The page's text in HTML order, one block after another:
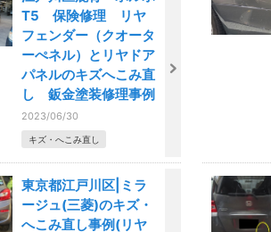
T5 保険修理 リヤ
フェンダー（クオータ
ーぺネル）とリヤドア
パネルのキズへこみ直
し 鈑金塗装修理事例
2023/06/30
キズ・へこみ直し
東京都江戸川区|ミラ
ージュ(三菱)のキズ・
へこみ直し事例(リヤ